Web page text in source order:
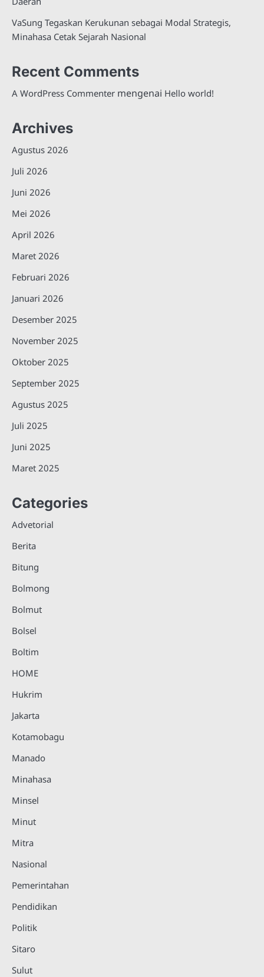
VaSung Tegaskan Kerukunan sebagai Modal Strategis,
Minahasa Cetak Sejarah Nasional
Recent Comments
A WordPress Commenter mengenai Hello world!
Archives
Agustus 2026
Juli 2026
Juni 2026
Mei 2026
April 2026
Maret 2026
Februari 2026
Januari 2026
Desember 2025
November 2025
Oktober 2025
September 2025
Agustus 2025
Juli 2025
Juni 2025
Maret 2025
Categories
Advetorial
Berita
Bitung
Bolmong
Bolmut
Bolsel
Boltim
HOME
Hukrim
Jakarta
Kotamobagu
Manado
Minahasa
Minsel
Minut
Mitra
Nasional
Pemerintahan
Pendidikan
Politik
Sitaro
Sulut